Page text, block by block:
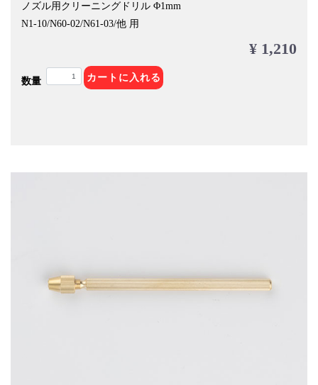
ノズル用クリーニングドリル Φ1mm
N1-10/N60-02/N61-03/他 用
¥ 1,210
数量 カートに入れる